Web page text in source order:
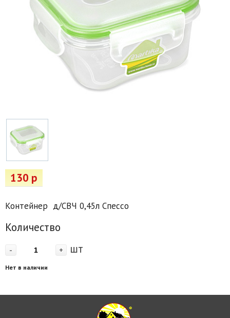
Товары для отдыха
Водоснабжение и полив
Пруды и бассейны
Спецодежда
Все для автолюбителей
Снегоуборочный инвентарь и реагенты
Подарочные сертификаты
130 р
Контейнер д/СВЧ 0,45л Спессо
Количество
- + шт
Нет в наличии